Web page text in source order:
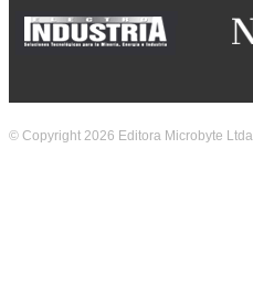
© Copyright 2026 Editora Microbyte Ltda.